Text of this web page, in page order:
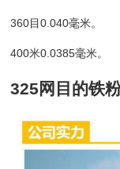
360目0.040毫米。
400米0.0385毫米。
325网目的铁